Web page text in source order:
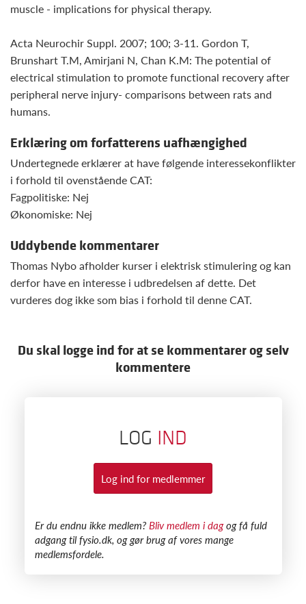
muscle - implications for physical therapy.
Acta Neurochir Suppl. 2007; 100; 3-11. Gordon T,
Brunshart T.M, Amirjani N, Chan K.M: The potential of
electrical stimulation to promote functional recovery after
peripheral nerve injury- comparisons between rats and
humans.
Erklæring om forfatterens uafhængighed
Undertegnede erklærer at have følgende interessekonflikter
i forhold til ovenstående CAT:
Fagpolitiske: Nej
Økonomiske: Nej
Uddybende kommentarer
Thomas Nybo afholder kurser i elektrisk stimulering og kan
derfor have en interesse i udbredelsen af dette. Det
vurderes dog ikke som bias i forhold til denne CAT.
Du skal logge ind for at se kommentarer og selv
kommentere
LOG IND
Log ind for medlemmer
​Er du endnu ikke medlem? Bliv medlem i dagog få fuld
adgang til fysio.dk, og gør brug af vores mange
medlemsfordele.